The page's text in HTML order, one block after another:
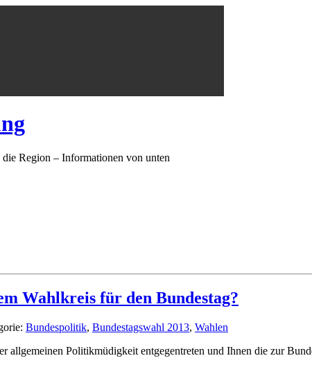
Region – Informationen von unten
Wahlkreis für den Bundestag?
Bundespolitik, Bundestagswahl 2013, Wahlen
allgemeinen Politikmüdigkeit entgegentreten und Ihnen die zur